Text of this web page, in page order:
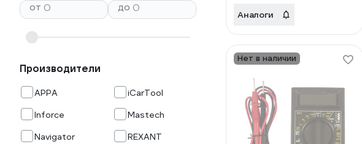
от
до
Производители
APPA
iCarTool
Inforce
Mastech
Navigator
REXANT
Аналоги
Нет в наличии